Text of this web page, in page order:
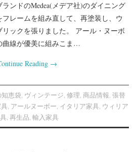
ンドのMedea(メデア社)のダイニング
レームを組み直して、再塗装し、ウ
ックを張りました。 アール・ヌーボ
曲線が優美に組みこま…
Reading →
恵袋, ヴィンテージ, 修理, 商品情報, 張替
, アールヌーボー, イタリア家具, ウィリア
,再生品,輸入家具